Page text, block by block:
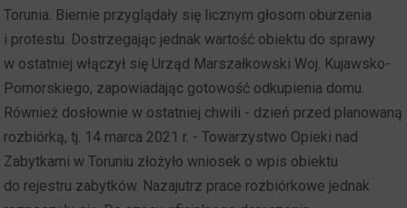
Torunia. Biernie przyglądały się licznym głosom oburzenia
i protestu. Dostrzegając jednak wartość obiektu do sprawy
w ostatniej włączył się Urząd Marszałkowski Woj. Kujawsko-
Pomorskiego, zapowiadając gotowość odkupienia domu.
Również dosłownie w ostatniej chwili - dzień przed planowaną
rozbiórką, tj. 14 marca 2021 r. - Towarzystwo Opieki nad
Zabytkami w Toruniu złożyło wniosek o wpis obiektu
do rejestru zabytków. Nazajutrz prace rozbiórkowe jednak